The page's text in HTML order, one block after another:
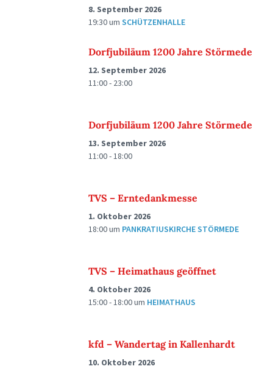
8. September 2026
19:30um SCHÜTZENHALLE
Dorfjubiläum 1200 Jahre Störmede
12. September 2026
11:00 - 23:00
Dorfjubiläum 1200 Jahre Störmede
13. September 2026
11:00 - 18:00
TVS – Erntedankmesse
1. Oktober 2026
18:00um PANKRATIUSKIRCHE STÖRMEDE
TVS – Heimathaus geöffnet
4. Oktober 2026
15:00 - 18:00um HEIMATHAUS
kfd – Wandertag in Kallenhardt
10. Oktober 2026